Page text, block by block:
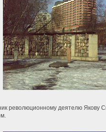
революционному деятелю Якову